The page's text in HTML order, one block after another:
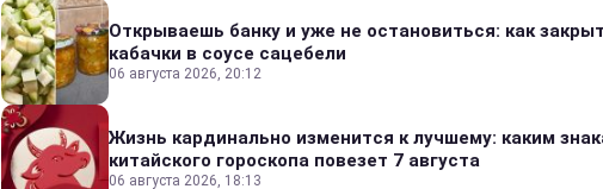
Открываешь банку и уже не остановиться: как
кабачки в соусе сацебели
06 августа 2026, 20:12
Жизнь кардинально изменится к лучшему: каким
китайского гороскопа повезет 7 августа
06 августа 2026, 18:13